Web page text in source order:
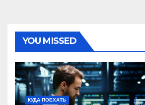
YOU MISSED
КУДА ПОЕХАТЬ